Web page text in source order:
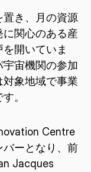
置き、月の資源
関心のある産
開いていま
宙機関の参加
象地域で事業
。
Centre
バーとなり、前
Jacques